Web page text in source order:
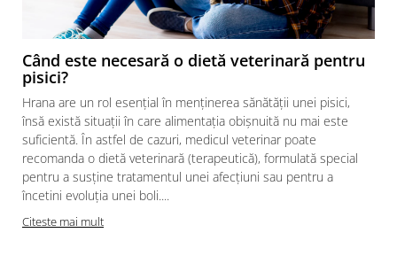
Când este necesară o dietă veterinară pentru
pisici?
Hrana are un rol esențial în menținerea sănătății unei pisici,
însă există situații în care alimentația obișnuită nu mai este
suficientă. În astfel de cazuri, medicul veterinar poate
recomanda o dietă veterinară (terapeutică), formulată special
pentru a susține tratamentul unei afecțiuni sau pentru a
încetini evoluția unei boli....
Citeste mai mult